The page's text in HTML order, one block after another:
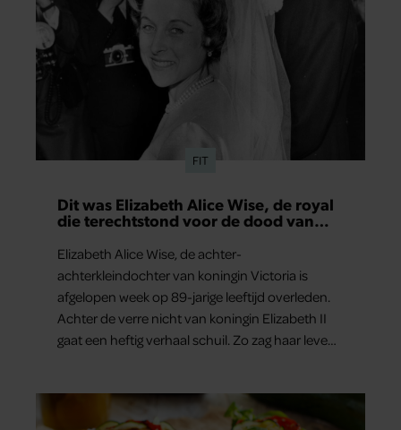
FIT
Dit was Elizabeth Alice Wise, de royal
die terechtstond voor de dood van
Elizabeth Alice Wise, de achter-
achterkleindochter van koningin Victoria is
afgelopen week op 89-jarige leeftijd overleden.
Achter de verre nicht van koningin Elizabeth II
gaat een heftig verhaal schuil. Zo zag haar leven